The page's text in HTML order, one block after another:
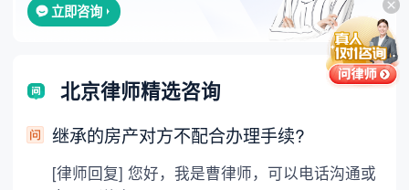
立即咨询
北京律师精选咨询
继承的房产对方不配合办理手续?
[律师回复] 您好，我是曹律师，可以电话沟通或